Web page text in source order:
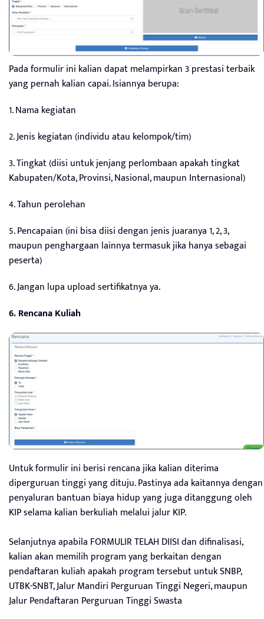
Pada formulir ini kalian dapat melampirkan 3 prestasi terbaik
yang pernah kalian capai. Isiannya berupa:
1. Nama kegiatan
2. Jenis kegiatan (individu atau kelompok/tim)
3. Tingkat (diisi untuk jenjang perlombaan apakah tingkat
Kabupaten/Kota, Provinsi, Nasional, maupun Internasional)
4. Tahun perolehan
5. Pencapaian (ini bisa diisi dengan jenis juaranya 1, 2, 3,
maupun penghargaan lainnya termasuk jika hanya sebagai
peserta)
6. Jangan lupa upload sertifikatnya ya.
6. Rencana Kuliah
Untuk formulir ini berisi rencana jika kalian diterima
diperguruan tinggi yang dituju. Pastinya ada kaitannya dengan
penyaluran bantuan biaya hidup yang juga ditanggung oleh
KIP selama kalian berkuliah melalui jalur KIP.
Selanjutnya apabila FORMULIR TELAH DIISI dan difinalisasi,
kalian akan memilih program yang berkaitan dengan
pendaftaran kuliah apakah program tersebut untuk SNBP,
UTBK-SNBT, Jalur Mandiri Perguruan Tinggi Negeri, maupun
Jalur Pendaftaran Perguruan Tinggi Swasta